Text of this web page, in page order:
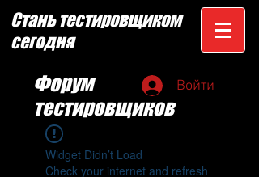
Стань тестировщиком
сегодня
Войти
Форум
тестировщиков
Widget Didn’t Load
Check your internet and refresh